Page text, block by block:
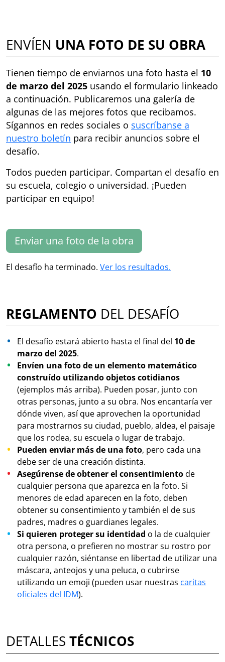
ENVÍEN UNA FOTO DE SU OBRA
Tienen tiempo de enviarnos una foto hasta el 10
de marzo del 2025 usando el formulario linkeado
a continuación. Publicaremos una galería de
algunas de las mejores fotos que recibamos.
Sígannos en redes sociales o suscríbanse a
nuestro boletín para recibir anuncios sobre el
desafío.
Todos pueden participar. Compartan el desafío en
su escuela, colegio o universidad. ¡Pueden
participar en equipo!
Enviar una foto de la obra
El desafío ha terminado. Ver los resultados.
REGLAMENTO DEL DESAFÍO
El desafío estará abierto hasta el final del 10 de
marzo del 2025.
Envíen una foto de un elemento matemático
construído utilizando objetos cotidianos
(ejemplos más arriba). Pueden posar, junto con
otras personas, junto a su obra. Nos encantaría ver
dónde viven, así que aprovechen la oportunidad
para mostrarnos su ciudad, pueblo, aldea, el paisaje
que los rodea, su escuela o lugar de trabajo.
Pueden enviar más de una foto, pero cada una
debe ser de una creación distinta.
Asegúrense de obtener el consentimientode
cualquier persona que aparezca en la foto. Si
menores de edad aparecen en la foto, deben
obtener su consentimiento y también el de sus
padres, madres o guardianes legales.
Si quieren proteger su identidad o la de cualquier
otra persona, o prefieren no mostrar su rostro por
cualquier razón, siéntanse en libertad de utilizar una
máscara, anteojos y una peluca, o cubrirse
utilizando un emoji (pueden usar nuestras caritas
oficiales del IDM).
DETALLES TÉCNICOS